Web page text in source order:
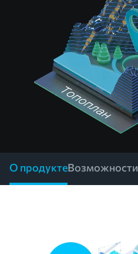
О продуктеВозможности